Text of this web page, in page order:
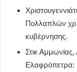
Πολλαπλών
κυβέρνησης.
Στικ
Ελαφρόπετρα: